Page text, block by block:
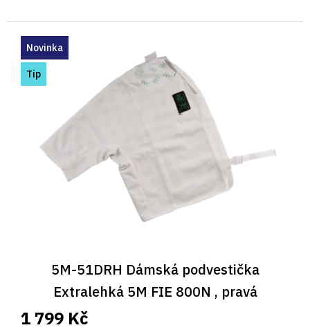
Novinka
Tip
5M-51DRH Dámská podvestička
Extralehká 5M FIE 800N , pravá
1 799 Kč